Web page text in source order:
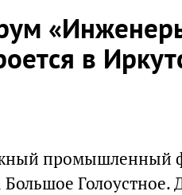
в
промышленный
Голоустное.